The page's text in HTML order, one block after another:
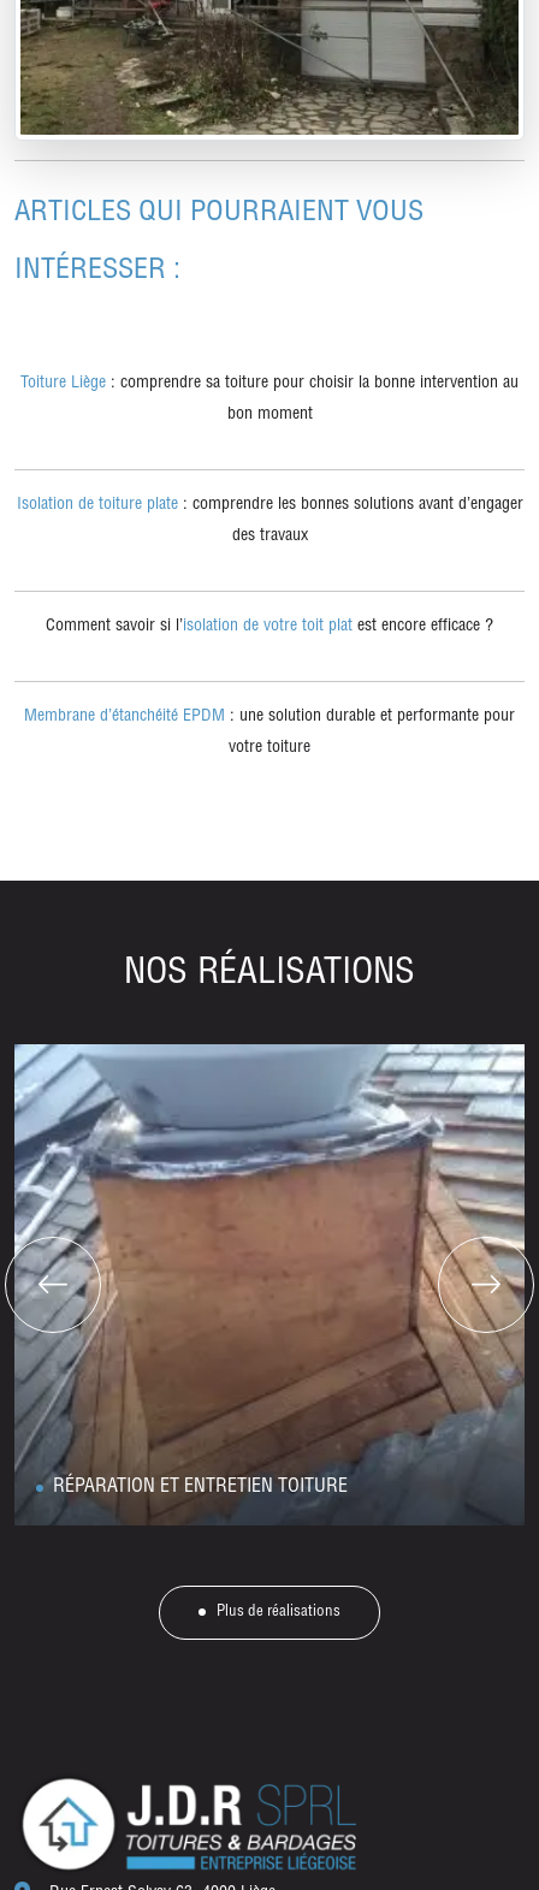
ARTICLES QUI POURRAIENT VOUS
INTÉRESSER :
Toiture Liège : comprendre sa toiture pour choisir la bonne intervention au
bon moment
Isolation de toiture plate: comprendre les bonnes solutions avant d’engager
des travaux
Comment savoir si l’isolation de votre toit plat est encore efficace ?
Membrane d’étanchéité EPDM : une solution durable et performante pour
votre toiture
NOS RÉALISATIONS
RÉPARATION ET ENTRETIEN TOITURE
Plus de réalisations